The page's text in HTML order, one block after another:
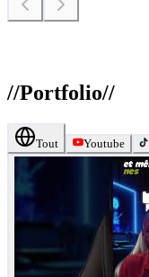
//Portfolio//
Tout Youtube